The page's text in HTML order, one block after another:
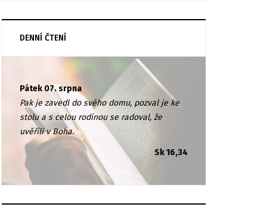
DENNÍ ČTENÍ
Pátek 07. srpna
Pak je zavedl do svého domu, pozval je ke
stolu a s celou rodinou se radoval, že
uvěřili v Boha.
Sk 16,34